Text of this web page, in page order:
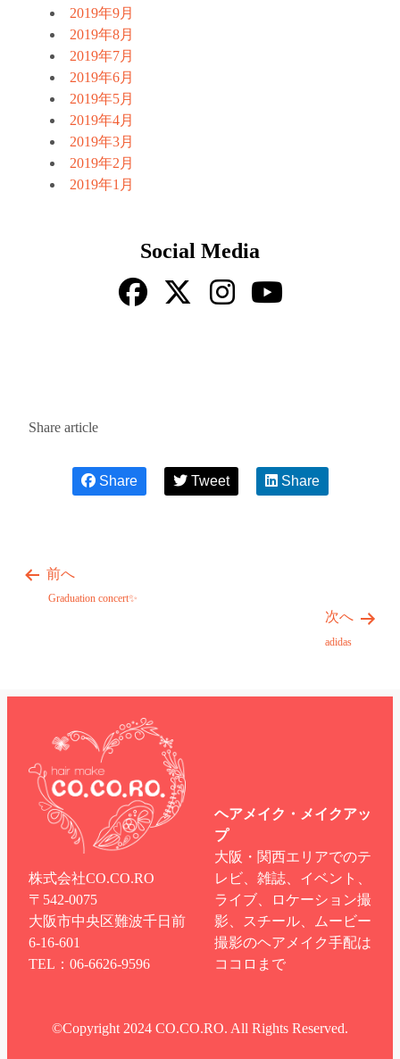
2019年9月
2019年8月
2019年7月
2019年6月
2019年5月
2019年4月
2019年3月
2019年2月
2019年1月
Social Media
Share article
Share Tweet Share
前へ
Graduation concert✨
次へ
adidas
株式会社CO.CO.RO
〒542-0075
大阪市中央区難波千日前
6-16-601
TEL：06-6626-9596
ヘアメイク・メイクアッ
プ
大阪・関西エリアでのテ
レビ、雑誌、イベント、
ライブ、ロケーション撮
影、スチール、ムービー
撮影のヘアメイク手配は
ココロまで
©︎Copyright 2024 CO.CO.RO. All Rights Reserved.